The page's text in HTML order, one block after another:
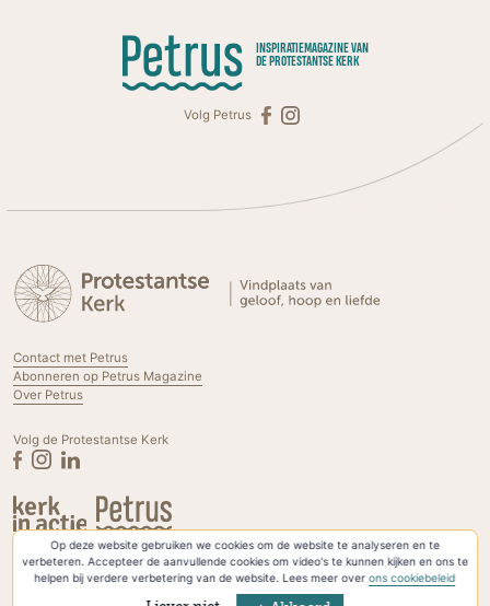
Op deze website gebruiken we cookies om de website te analyseren en te
verbeteren. Accepteer de aanvullende cookies om video's te kunnen kijken en ons te
helpen bij verdere verbetering van de website. Lees meer overons cookiebeleid
INSPIRATIEMAGAZINE VAN
DE PROTESTANTSE KERK
Volg Petrus
Contact met Petrus
Abonneren op Petrus Magazine
Over Petrus
Volg de Protestantse Kerk
Privacyverklaring & Cookies